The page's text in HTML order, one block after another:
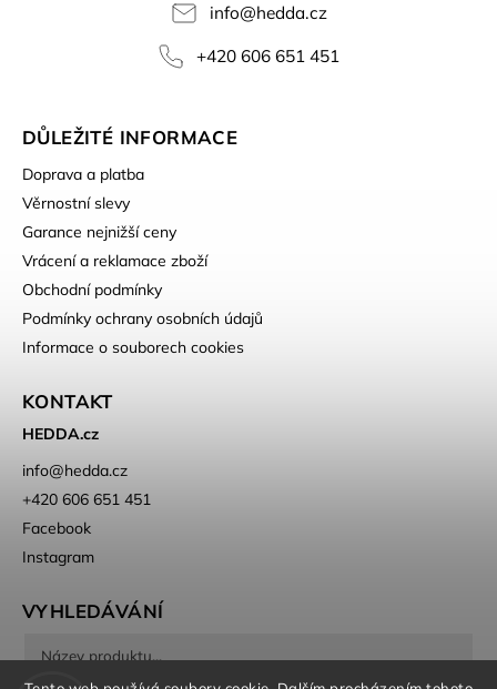
info@hedda.cz
+420 606 651 451
DŮLEŽITÉ INFORMACE
Doprava a platba
Věrnostní slevy
Garance nejnižší ceny
Vrácení a reklamace zboží
Obchodní podmínky
Podmínky ochrany osobních údajů
Informace o souborech cookies
KONTAKT
HEDDA.cz
info@hedda.cz
+420 606 651 451
Facebook
Instagram
VYHLEDÁVÁNÍ